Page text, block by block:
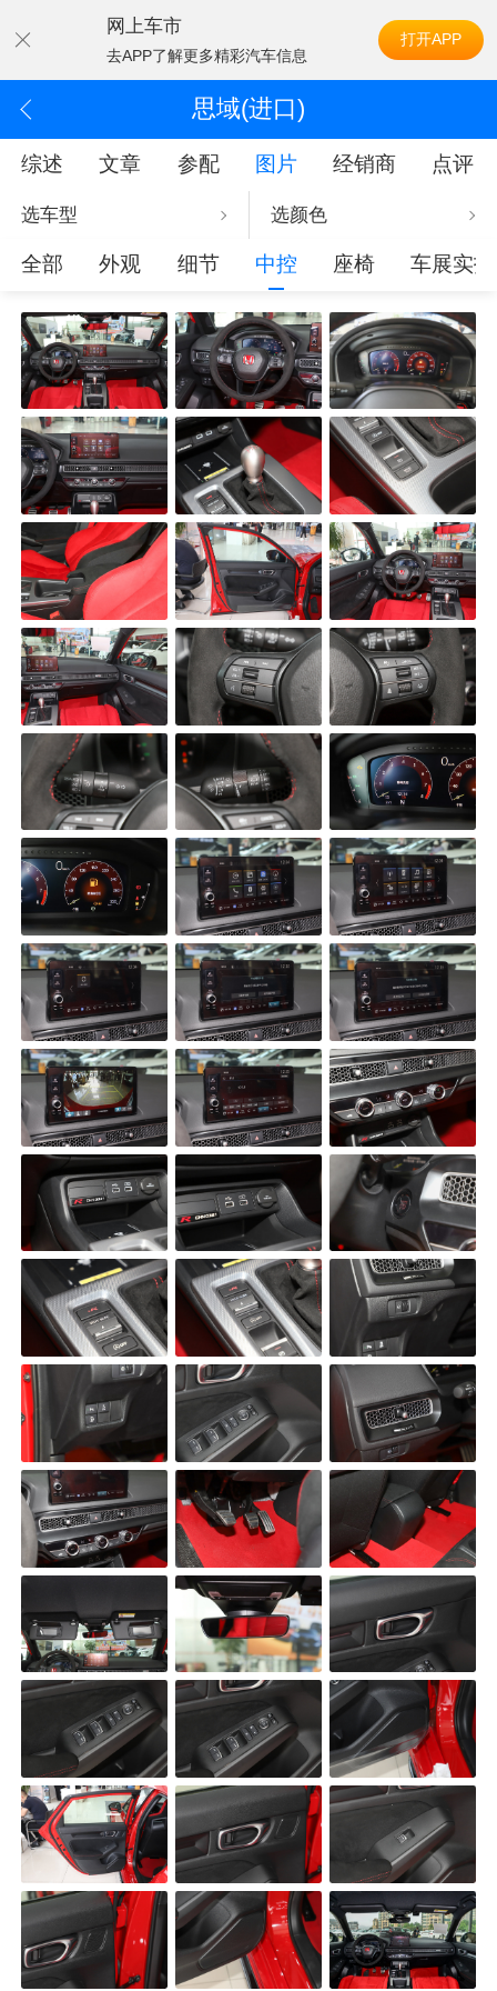
网上车市
去APP了解更多精彩汽车信息
打开APP
思域(进口)
综述 文章 参配 图片 经销商 点评
选车型 选颜色
全部 外观 细节 中控 座椅 车展实拍